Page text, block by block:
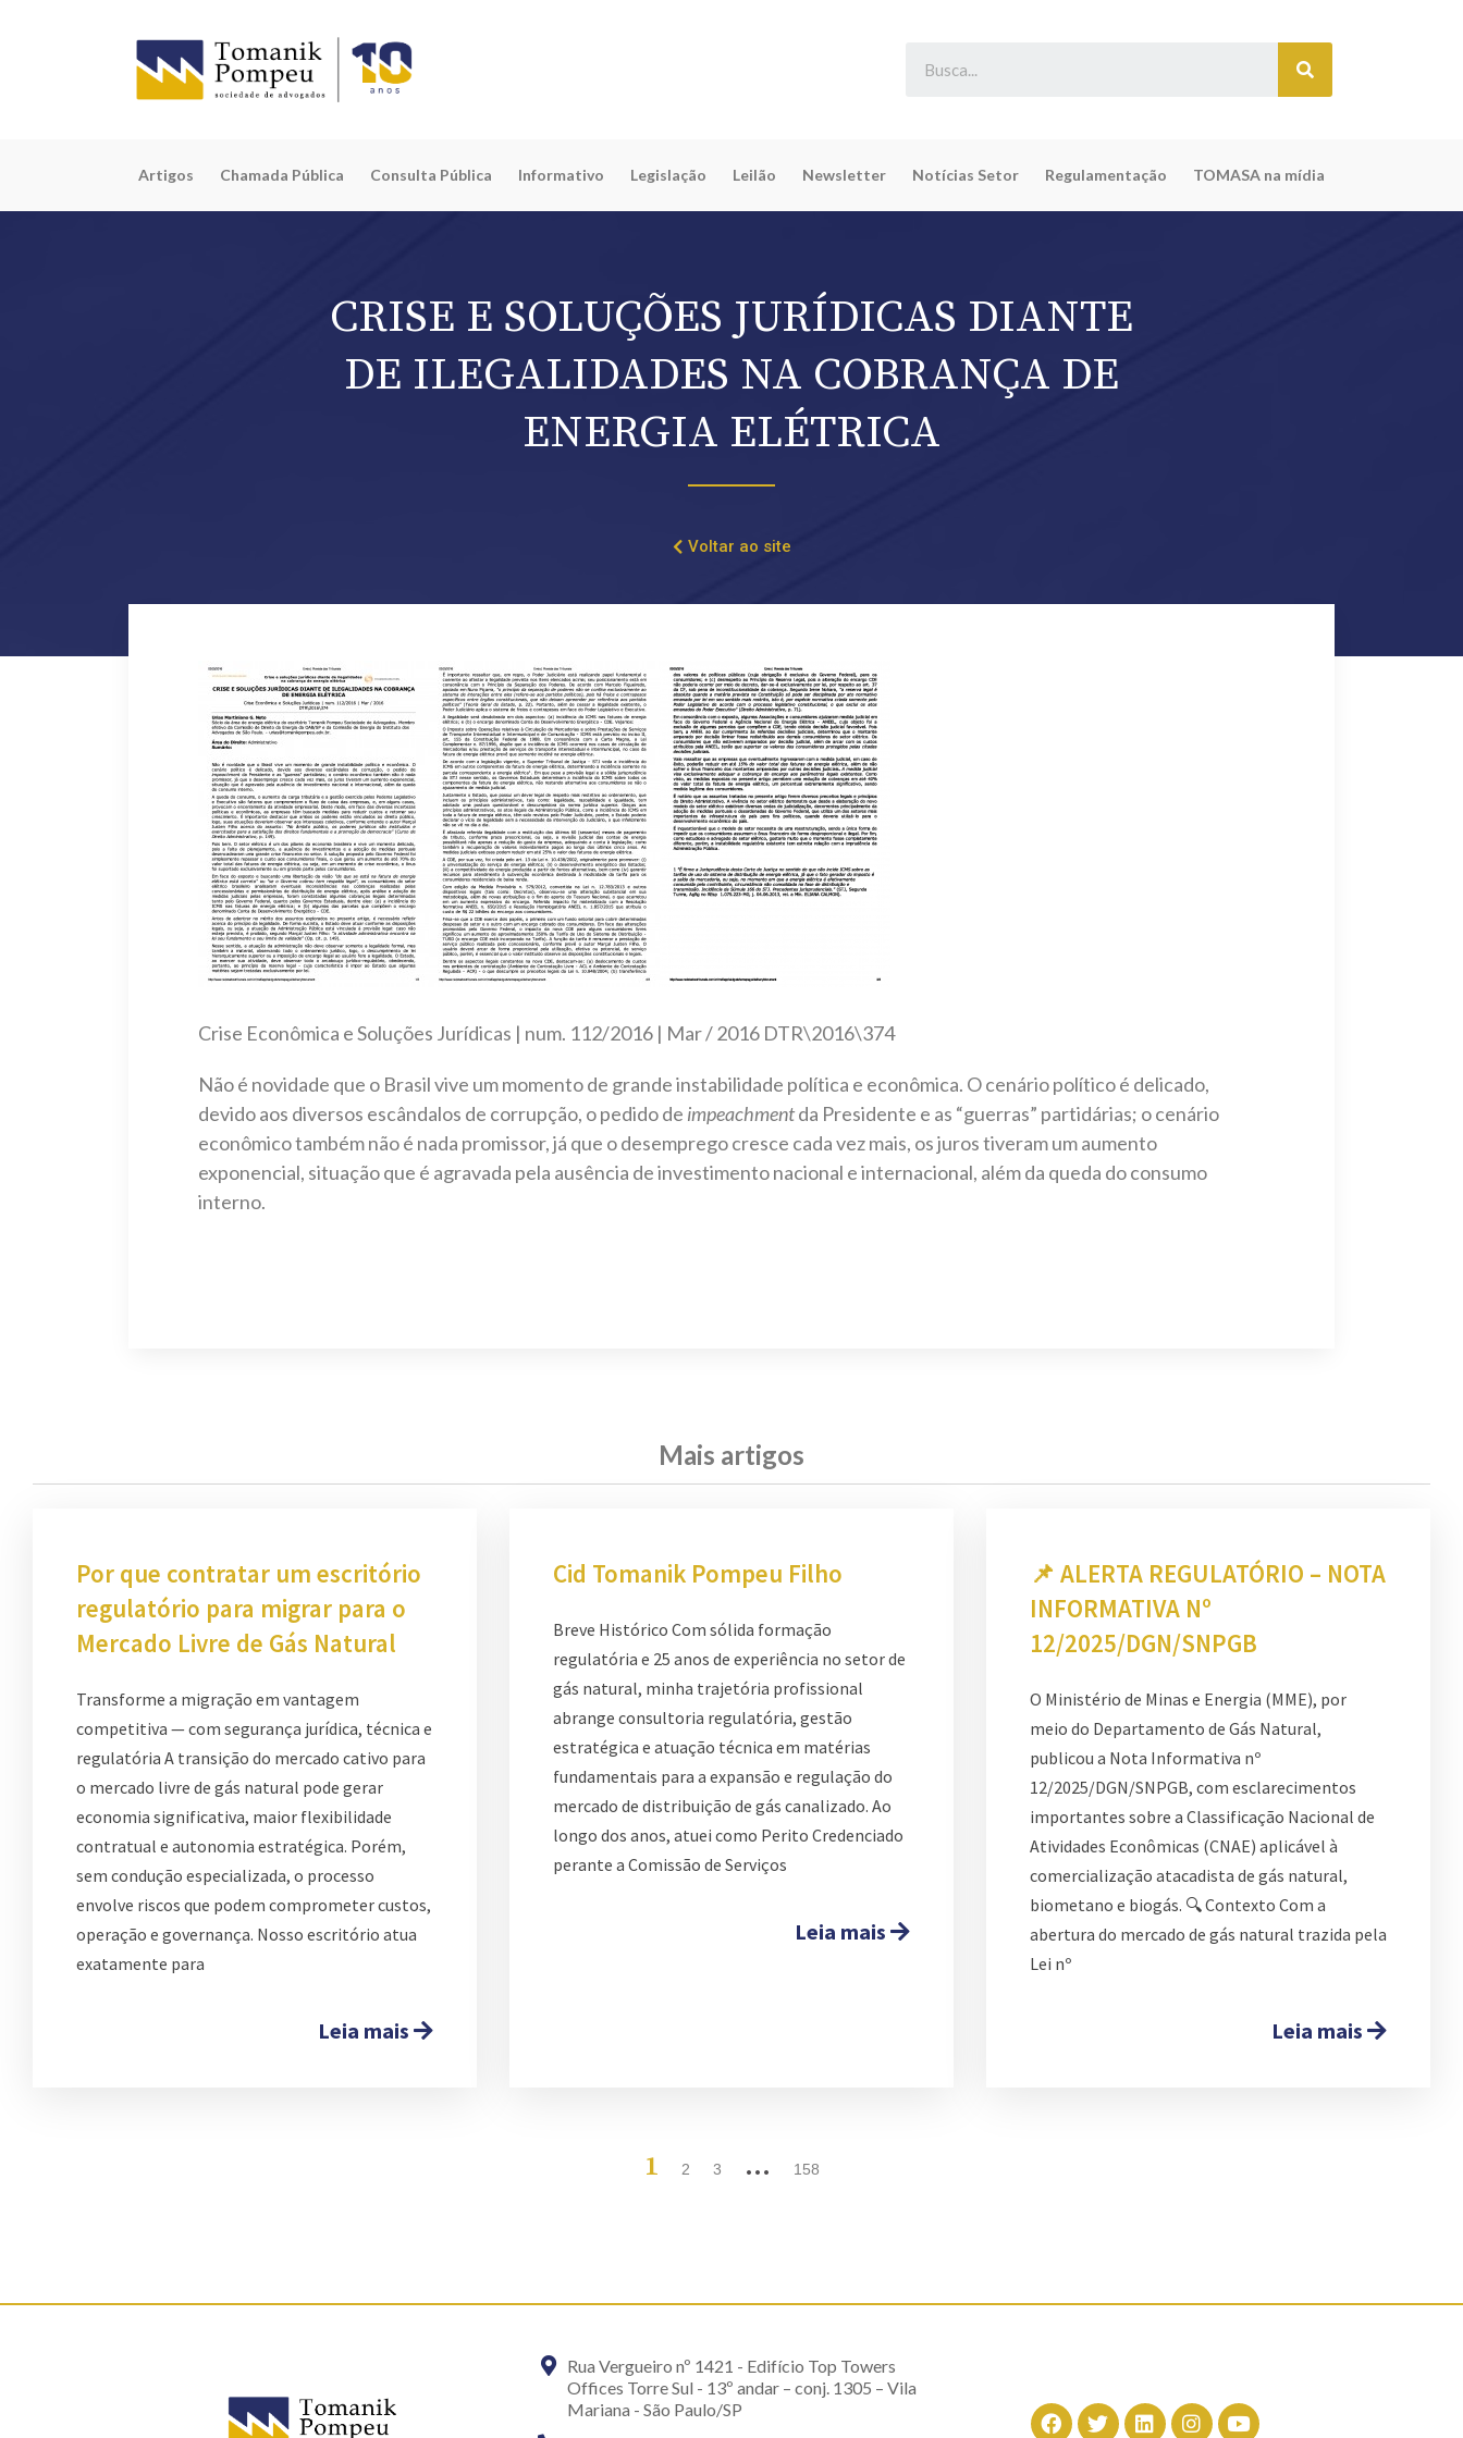
Artigos Chamada Pública Consulta Pública Informativo Legislação Leilão Newsletter Notícias Setor Regulamentação TOMASA na mídia
CRISE E SOLUÇÕES JURÍDICAS DIANTE
DE ILEGALIDADES NA COBRANÇA DE
ENERGIA ELÉTRICA
Voltar ao site
Crise Econômica e Soluções Jurídicas | num. 112/2016 | Mar / 2016 DTR\2016\374
Não é novidade que o Brasil vive um momento de grande instabilidade política e econômica. O cenário político é delicado,
devido aos diversos escândalos de corrupção, o pedido de impeachmentda Presidente e as “guerras” partidárias; o cenário
econômico também não é nada promissor, já que o desemprego cresce cada vez mais, os juros tiveram um aumento
exponencial, situação que é agravada pela ausência de investimento nacional e internacional, além da queda do consumo
interno.
Mais artigos
Por que contratar um escritório
regulatório para migrar para o
Mercado Livre de Gás Natural
Transforme a migração em vantagem
competitiva — com segurança jurídica, técnica e
regulatória A transição do mercado cativo para
o mercado livre de gás natural pode gerar
economia significativa, maior flexibilidade
contratual e autonomia estratégica. Porém,
sem condução especializada, o processo
envolve riscos que podem comprometer custos,
operação e governança. Nosso escritório atua
exatamente para
Leia mais
Cid Tomanik Pompeu Filho
Breve Histórico Com sólida formação
regulatória e 25 anos de experiência no setor de
gás natural, minha trajetória profissional
abrange consultoria regulatória, gestão
estratégica e atuação técnica em matérias
fundamentais para a expansão e regulação do
mercado de distribuição de gás canalizado. Ao
longo dos anos, atuei como Perito Credenciado
perante a Comissão de Serviços
Leia mais
📌 ALERTA REGULATÓRIO – NOTA
INFORMATIVA Nº
12/2025/DGN/SNPGB
O Ministério de Minas e Energia (MME), por
meio do Departamento de Gás Natural,
publicou a Nota Informativa nº
12/2025/DGN/SNPGB, com esclarecimentos
importantes sobre a Classificação Nacional de
Atividades Econômicas (CNAE) aplicável à
comercialização atacadista de gás natural,
biometano e biogás. 🔍 Contexto Com a
abertura do mercado de gás natural trazida pela
Lei nº
Leia mais
1 2 3 … 158
Rua Vergueiro nº 1421 - Edifício Top Towers
Offices Torre Sul - 13º andar – conj. 1305 – Vila
Mariana - São Paulo/SP